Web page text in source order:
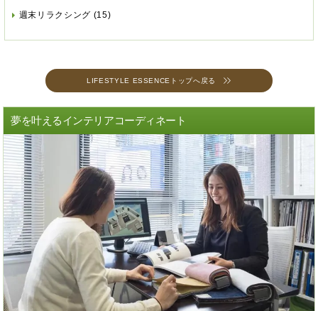
週末リラクシング (15)
LIFESTYLE ESSENCEトップへ戻る
夢を叶えるインテリアコーディネート